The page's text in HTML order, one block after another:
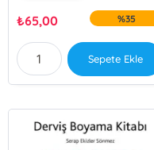
₺65,00 %35
Sepete Ekle